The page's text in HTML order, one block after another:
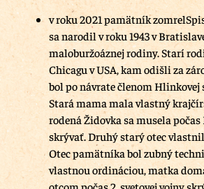
v roku 2021 pamätník
sa narodil v roku 1943 v
maloburžoáznej rodiny. Starí
Chicagu v USA, kam odišli za
bol po návrate členom Hlinkovej
Stará mama mala vlastný
rodená Židovka sa musela
skrývať. Druhý starý otec
Otec pamätníka bol zubný
vlastnou ordináciou, matka
otcom počas 2. svetovej vojny